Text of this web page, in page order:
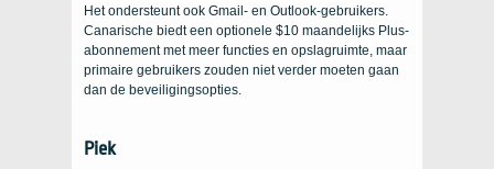
Het ondersteunt ook Gmail- en Outlook-gebruikers.
Canarische biedt een optionele $10 maandelijks Plus-
abonnement met meer functies en opslagruimte, maar
primaire gebruikers zouden niet verder moeten gaan
dan de beveiligingsopties.
Piek